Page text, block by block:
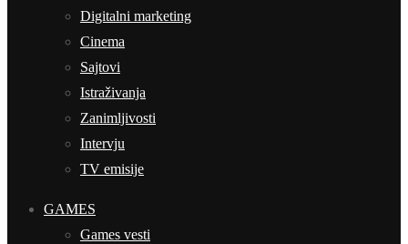
Digitalni marketing
Cinema
Sajtovi
Istraživanja
Zanimljivosti
Intervju
TV emisije
GAMES
Games vesti